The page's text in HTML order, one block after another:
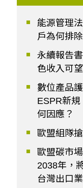
能源管理
戶為何排
永續報告
色收入可
數位產品
ESPR新
何因應？
歐盟組隊
歐盟碳市
2038年，
台灣出口